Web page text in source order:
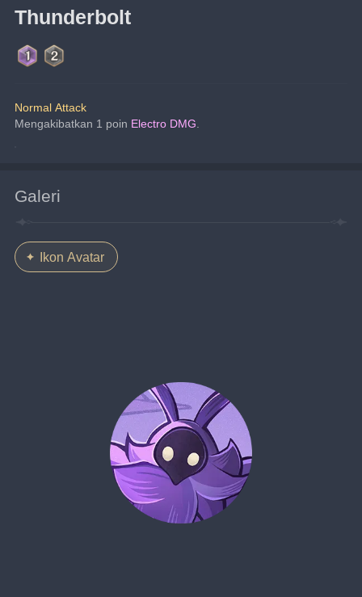
Thunderbolt
Normal Attack
Mengakibatkan 1 poin Electro DMG
Galeri
Ikon Avatar